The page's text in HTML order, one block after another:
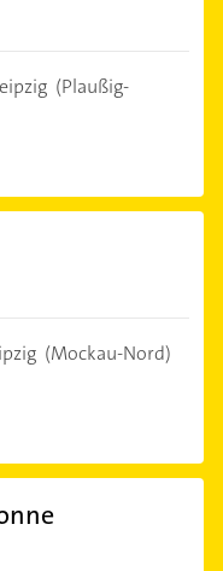
(Plaußig-
(Mockau-Nord)